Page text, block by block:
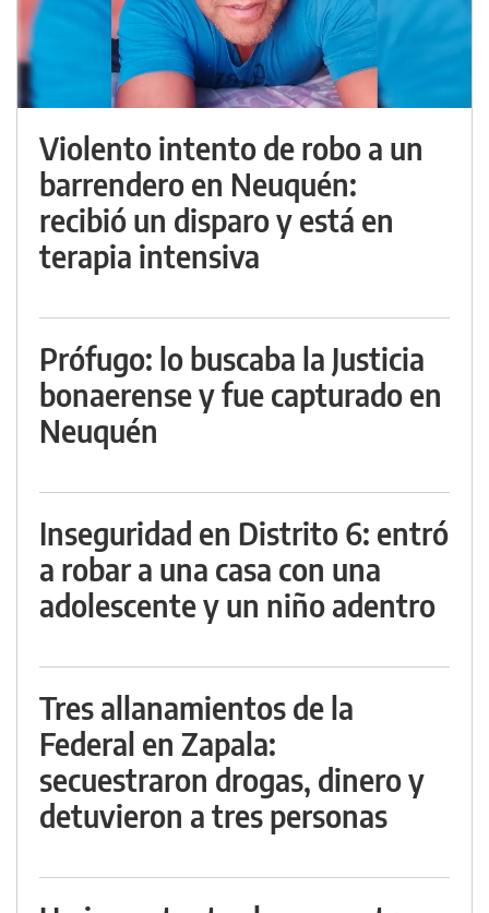
Violento intento de robo a un
barrendero en Neuquén:
recibió un disparo y está en
terapia intensiva
Prófugo: lo buscaba la Justicia
bonaerense y fue capturado en
Neuquén
Inseguridad en Distrito 6: entró
a robar a una casa con una
adolescente y un niño adentro
Tres allanamientos de la
Federal en Zapala:
secuestraron drogas, dinero y
detuvieron a tres personas